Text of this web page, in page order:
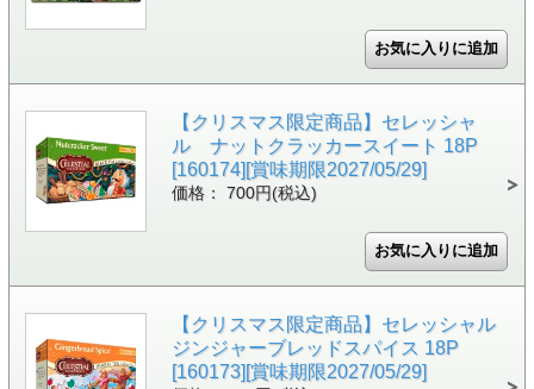
【クリスマス限定商品】セレッシャ
ル ナットクラッカースイート 18P
[160174][賞味期限2027/05/29]
価格： 700円(税込)
【クリスマス限定商品】セレッシャル
ジンジャーブレッドスパイス 18P
[160173][賞味期限2027/05/29]